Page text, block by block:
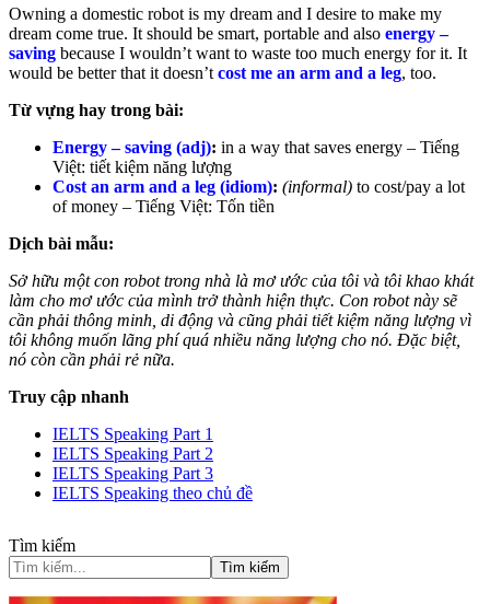
Owning a domestic robot is my dream and I desire to make my
dream come true. It should be smart, portable and also energy –
saving because I wouldn’t want to waste too much energy for it. It
would be better that it doesn’t cost me an arm and a leg, too.
Từ vựng hay trong bài:
Energy – saving (adj): in a way that saves energy – Tiếng
Việt: tiết kiệm năng lượng
Cost an arm and a leg (idiom): (informal) to cost/pay a lot
of money – Tiếng Việt: Tốn tiền
Dịch bài mẫu:
Sở hữu một con robot trong nhà là mơ ước của tôi và tôi khao khát
làm cho mơ ước của mình trở thành hiện thực. Con robot này sẽ
cần phải thông minh, di động và cũng phải tiết kiệm năng lượng vì
tôi không muốn lãng phí quá nhiều năng lượng cho nó. Đặc biệt,
nó còn cần phải rẻ nữa.
Truy cập nhanh
IELTS Speaking Part 1
IELTS Speaking Part 2
IELTS Speaking Part 3
IELTS Speaking theo chủ đề
Tìm kiếm
Tìm kiếm